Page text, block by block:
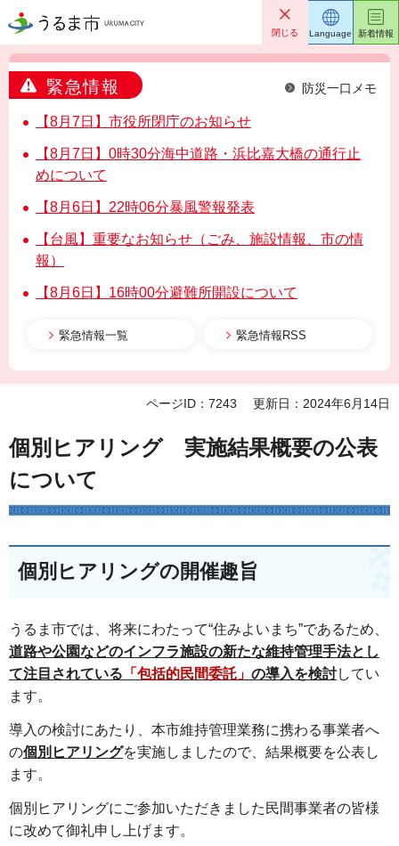
うるま市 閉じる
緊急情報 防災一口メモ
【8月7日】市役所閉庁のお知らせ
【8月7日】0時30分海中道路・浜比嘉大橋の通行止
めについて
【8月6日】22時06分暴風警報発表
【台風】重要なお知らせ（ごみ、施設情報、市の情
報）
【8月6日】16時00分避難所開設について
緊急情報一覧 緊急情報RSS
Language 新着情報
ページID：7243 更新日：2024年6月14日
個別ヒアリング 実施結果概要の公表
について
個別ヒアリングの開催趣旨
うるま市では、将来にわたって“住みよいまち”であるため、
道路や公園などのイ ンフラ施設の新たな維持管理手法とし
て注目されている 「包括的民間委託」 の導入を検討してい
ます。
導入の検討にあたり、本市維持管理業務に携わる事業者へ
の個別ヒアリングを実施しましたので、結果概要を公表し
ます。
個別ヒアリングにご参加いただきました民間事業者の皆様
に改めて御礼申し上げます。